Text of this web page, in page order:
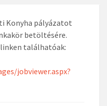
Konyha pályázatot
betöltésére.
találhatóak:
jobviewer.aspx?